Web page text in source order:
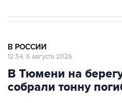
В РОССИИ
12:54, 6 августа 2026
В Тюмени на
собрали тонну